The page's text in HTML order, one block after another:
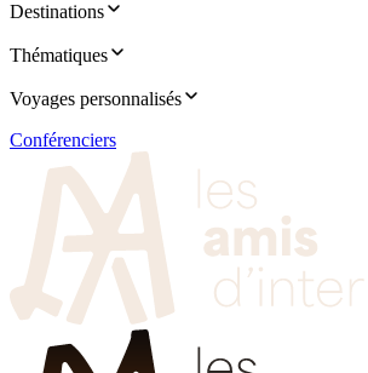
Destinations
Thématiques
Voyages personnalisés
Conférenciers